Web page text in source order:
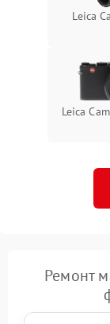
Leica
Leica
Ремонт